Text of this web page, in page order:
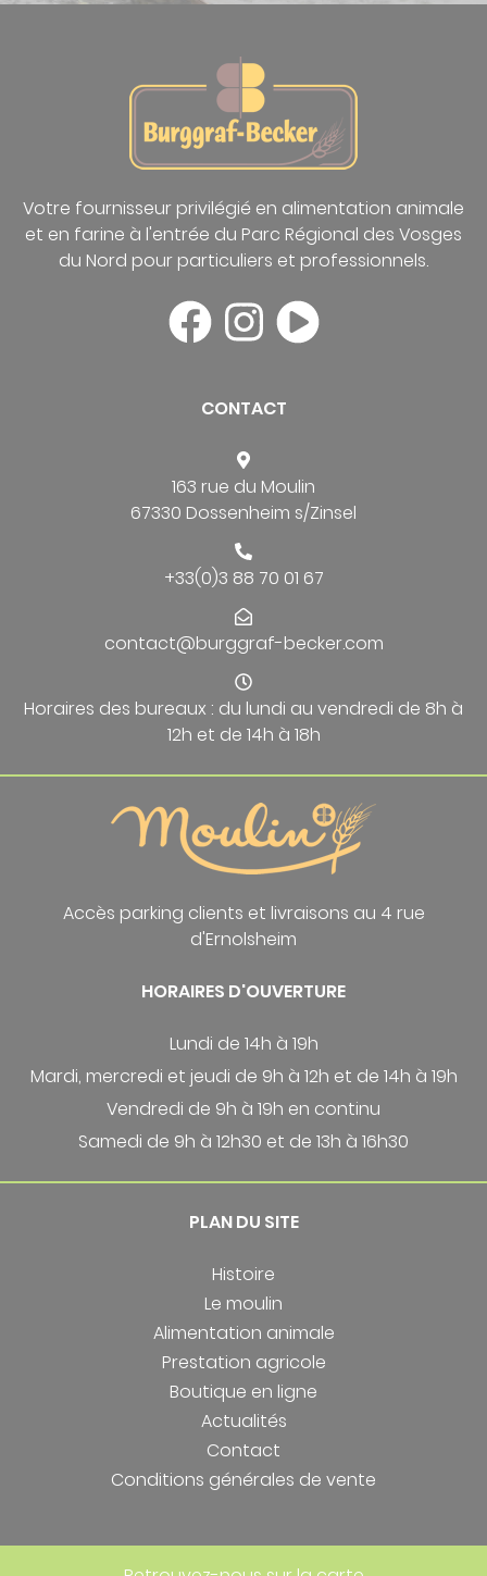
Votre fournisseur privilégié en alimentation animale
et en farine à l'entrée du Parc Régional des Vosges
du Nord pour particuliers et professionnels.
CONTACT
163 rue du Moulin
67330 Dossenheim s/Zinsel
+33(0)3 88 70 01 67
contact@burggraf-becker.com
Horaires des bureaux : du lundi au vendredi de 8h à
12h et de 14h à 18h
Accès parking clients et livraisons au 4 rue
d'Ernolsheim
HORAIRES D'OUVERTURE
Lundi de 14h à 19h
Mardi, mercredi et jeudi de 9h à 12h et de 14h à 19h
Vendredi de 9h à 19h en continu
Samedi de 9h à 12h30 et de 13h à 16h30
PLAN DU SITE
Histoire
Le moulin
Alimentation animale
Prestation agricole
Boutique en ligne
Actualités
Contact
Conditions générales de vente